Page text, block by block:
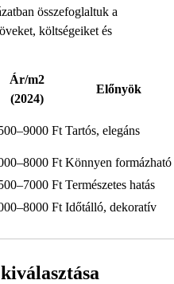
összefoglaltuk a
költségeiket és
Ár/m2
(2024)
Előnyök
Ft Tartós, elegáns
Ft Könnyen formázható
Ft Természetes hatás
Ft Időtálló, dekoratív